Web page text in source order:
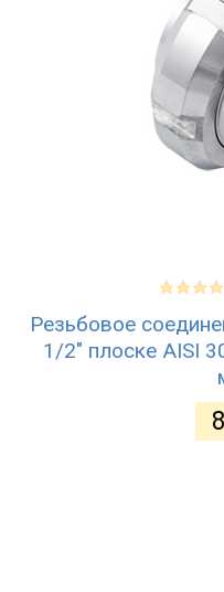
Резьбовое
1/2" плоске AISI